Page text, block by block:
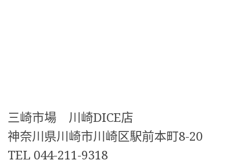
三崎市場 川崎DICE店
神奈川県川崎市川崎区駅前本町8-20
TEL 044-211-9318